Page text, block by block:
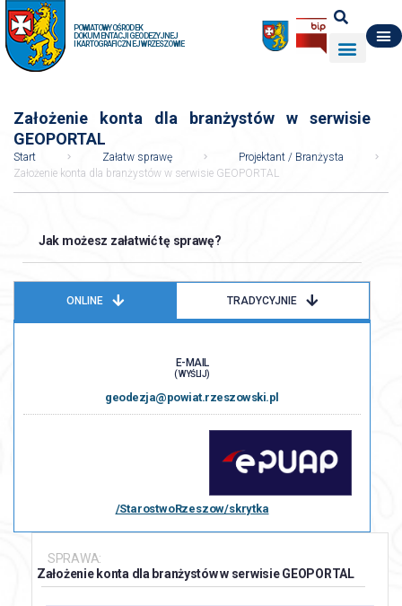
POWIATOWY OŚRODEK
DOKUMENTACJI GEODEZYJNEJ
I KARTOGRAFICZNEJ W RZESZOWIE
Założenie konta dla branżystów w serwisie
GEOPORTAL
Start Załatw sprawę
Projektant / Branżysta
Założenie konta dla branżystów w serwisie GEOPORTAL
Jak możesz załatwić tę sprawę?
ONLINE TRADYCYJNIE
E-MAIL
( WYŚLIJ)
geodezja@powiat.rzeszowski.pl
/StarostwoRzeszow/skrytka
SPRAWA:
Założenie konta dla branżystów w serwisie GEOPORTAL